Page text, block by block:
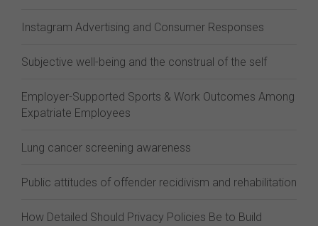
Instagram Advertising and Consumer Responses
Subjective well-being and the construal of the self
Employer-Supported Sports & Work Outcomes Among
Expatriate Employees
Lung cancer screening awareness
Public attitudes of offender recidivism and rehabilitation
How Detailed Should Privacy Policies Be to Build